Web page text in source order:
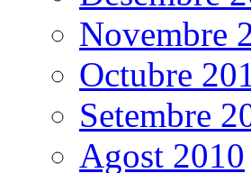
Novembre
Octubre
Setembre
Agost 2010